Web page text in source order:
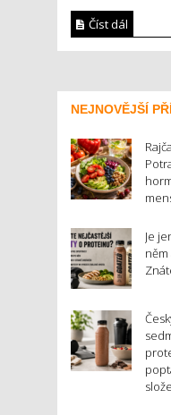
Číst dál
NEJNOVĚJŠÍ
Je